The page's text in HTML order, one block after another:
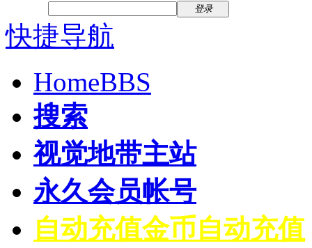
登录
快捷导航
HomeBBS
搜索
视觉地带主站
永久会员帐号
自动充值金币自动充值